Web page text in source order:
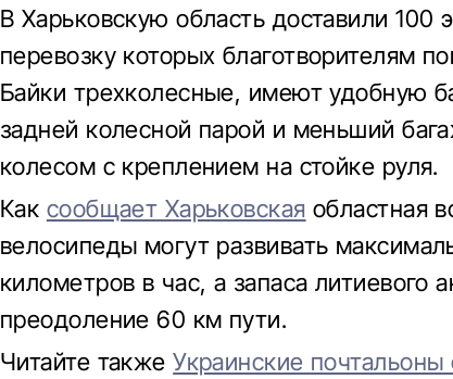
В Харьковскую область доставили 100
перевозку которых благотворителям
Байки трехколесные, имеют удобную
задней колесной парой и меньший
колесом с креплением на стойке руля.
Как сообщает Харьковская областная
велосипеды могут развивать
километров в час, а запаса литиевого
преодоление 60 км пути.
Читайте такжеУкраинские